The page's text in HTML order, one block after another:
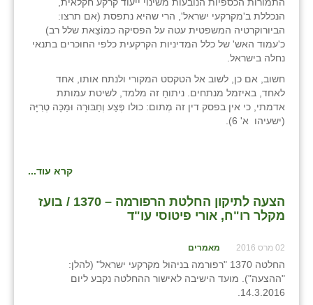
הנכללת ב'מקרקעי ישראל', הרי שהיא נתפסת (אם תרצו:
הביורוקרטיה המשפטית עטה על הפסיקה כמוֹצֵאת שלל רב)
כ'עמוד האש' של כלל המדיניות הקרקעית כלפי החוכרים בתנאי
נחלה בישראל.
חשוב, אם כן, לשוב אל הטקסט המקורי ולנתח אותו, אחד
לאחד, באיזמל מנתחים. ניתוחַ זה מלמד, לשיטת עמותת
אדמתי, כי אין בפסק דין זה מְתום: כולו פֶּצַע וְחַבּוּרָה וּמַכָּה טְרִיָּה
(ישעיהו א' 6).
קרא עוד...
הצעה לתיקון החלטת הרפורמה – 1370 / בועז
מקלר רו"ח, אורי פיטוסי עו"ד
02 מרס 2016 מאמרים
החלטה 1370 "רפורמה בניהול מקרקעי ישראל" (להלן:
"ההצעה"). מועד הישיבה לאישור ההחלטה נקבע ליום
14.3.2016.